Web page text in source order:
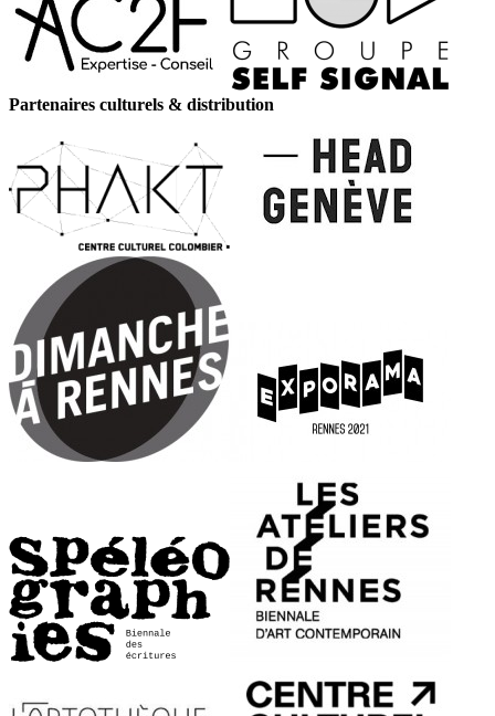
Partenaires culturels & distribution